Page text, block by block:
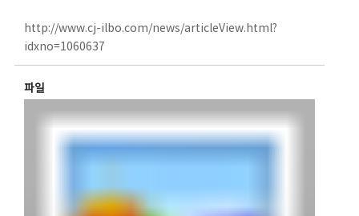
http://www.cj-ilbo.com/news/articleView.html?
idxno=1060637
파일